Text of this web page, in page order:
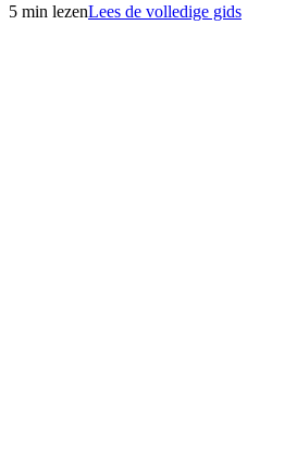
5 min lezenLees de volledige gids